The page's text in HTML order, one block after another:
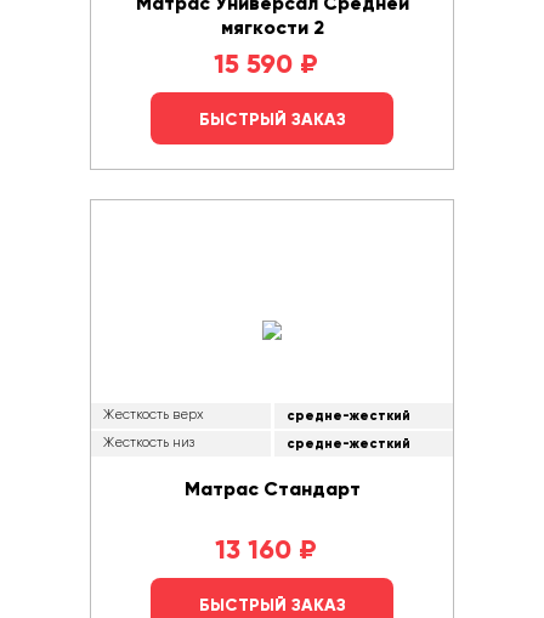
мягкости 2
15 590 ₽
БЫСТРЫЙ ЗАКАЗ
Жесткость верх средне-жесткий
Жесткость низ средне-жесткий
Матрас Стандарт
13 160 ₽
БЫСТРЫЙ ЗАКАЗ